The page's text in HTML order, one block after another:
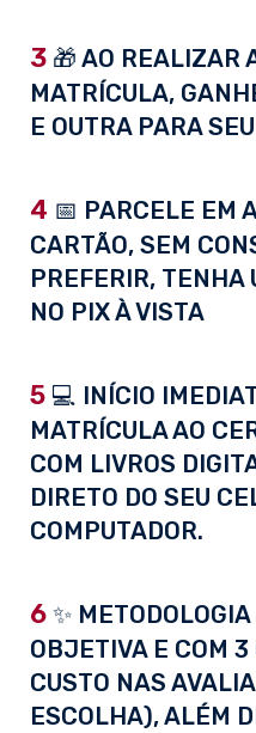
3 🎁 AO REALIZAR
MATRÍCULA,
E OUTRA PARA
4 📅 PARCELE EM
CARTÃO, SEM
PREFERIR, TENHA
NO PIX À VISTA
5 💻 INÍCIO
MATRÍCULA AO
COM LIVROS
DIRETO DO SEU
COMPUTADOR.
6 ✨
OBJETIVA E COM
CUSTO NAS
ESCOLHA), ALÉM